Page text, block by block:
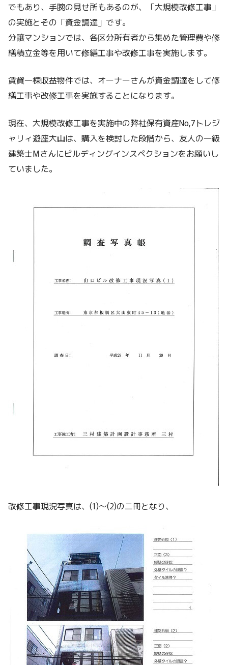
でもあり、手腕の見せ所もあるのが、「大規模改修工事」
の実施とその「資金調達」です。
分譲マンションでは、各区分所有者から集めた管理費や修
繕積立金等を用いて修繕工事や改修工事を実施します。
賃貸一棟収益物件では、オーナーさんが資金調達をして修
繕工事や改修工事を実施することになります。
現在、大規模改修工事を実施中の弊社保有資産No,7トレジ
ャリィ遊座大山は、購入を検討した段階から、友人の一級
建築士Mさんにビルディングインスペクションをお願いし
ていました。
改修工事現況写真は、(1)～(2)の二冊となり、